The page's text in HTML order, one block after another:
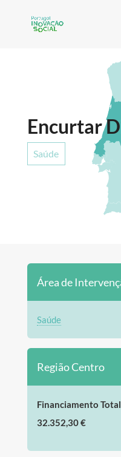
Encurtar
Saúde
Área de
Saúde
Região Centro
Financiamento Total
32.352,30 €